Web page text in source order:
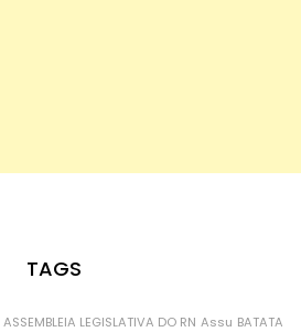
TAGS
ASSEMBLEIA LEGISLATIVA DO RN Assu BATATA